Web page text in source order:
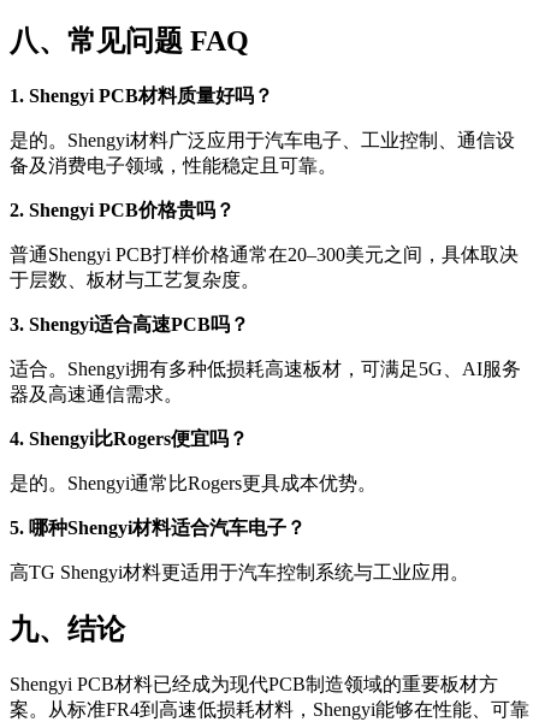
八、常见问题 FAQ
1. Shengyi PCB材料质量好吗？
是的。Shengyi材料广泛应用于汽车电子、工业控制、通信设
备及消费电子领域，性能稳定且可靠。
2. Shengyi PCB价格贵吗？
普通Shengyi PCB打样价格通常在20–300美元之间，具体取决
于层数、板材与工艺复杂度。
3. Shengyi适合高速PCB吗？
适合。Shengyi拥有多种低损耗高速板材，可满足5G、AI服务
器及高速通信需求。
4. Shengyi比Rogers便宜吗？
是的。Shengyi通常比Rogers更具成本优势。
5. 哪种Shengyi材料适合汽车电子？
高TG Shengyi材料更适用于汽车控制系统与工业应用。
九、结论
Shengyi PCB材料已经成为现代PCB制造领域的重要板材方
案。从标准FR4到高速低损耗材料，Shengyi能够在性能、可靠